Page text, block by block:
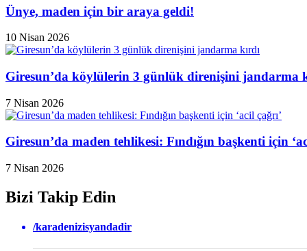
Ünye, maden için bir araya geldi!
10 Nisan 2026
Giresun’da köylülerin 3 günlük direnişini jandarma
7 Nisan 2026
Giresun’da maden tehlikesi: Fındığın başkenti için
7 Nisan 2026
Bizi Takip Edin
/karadenizisyandadir